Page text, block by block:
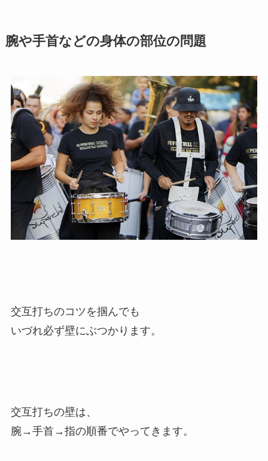
腕や手首などの身体の部位の問題
交互打ちのコツを掴んでも
いづれ必ず壁にぶつかります。
交互打ちの壁は、
腕→手首→指の順番でやってきます。